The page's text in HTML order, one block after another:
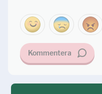
Kommentera